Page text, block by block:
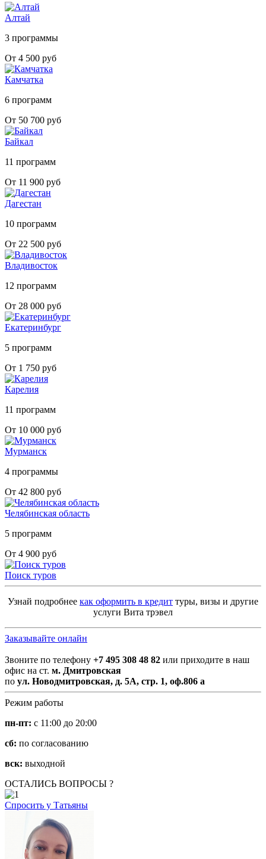
Алтай
3 программы
От 4 500 руб
Камчатка
6 программ
От 50 700 руб
Байкал
11 программ
От 11 900 руб
Дагестан
10 программ
От 22 500 руб
Владивосток
12 программ
От 28 000 руб
Екатеринбург
5 программ
От 1 750 руб
Карелия
11 программ
От 10 000 руб
Мурманск
4 программы
От 42 800 руб
Челябинская область
5 программ
От 4 900 руб
Поиск туров
Узнай подробнее как оформить в кредит туры, визы и другие
услуги Вита трэвел
Заказывайте онлайн
Звоните по телефону +7 495 308 48 82 или приходите в наш
офис на ст. м. Дмитровская
по ул. Новодмитровская, д. 5А, стр. 1, оф.806 а
Режим работы
пн-пт: с 11:00 до 20:00
сб: по согласованию
вск: выходной
ОСТАЛИСЬ ВОПРОСЫ ?
Спросить у Татьяны